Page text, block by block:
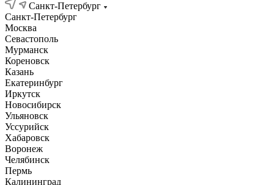
Санкт-Петербург
Санкт-Петербург
Москва
Севастополь
Мурманск
Кореновск
Казань
Екатеринбург
Иркутск
Новосибирск
Ульяновск
Уссурийск
Хабаровск
Воронеж
Челябинск
Пермь
Калининград